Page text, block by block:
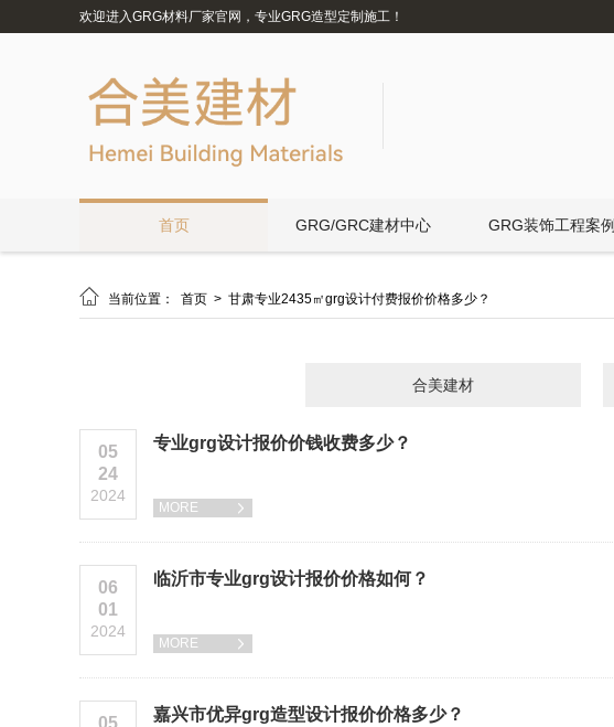
欢迎进入GRG材料厂家官网，专业GRG造型定制施工！
首页 GRG/GRC建材中心 GRG装饰工程案例
 当前位置： 首页 > 甘肃专业2435㎡grg设计付费报价价格多少？
合美建材
05
24
2024
专业grg设计报价价钱收费多少？
MORE 
06
01
2024
临沂市专业grg设计报价价格如何？
MORE 
05
嘉兴市优异grg造型设计报价价格多少？